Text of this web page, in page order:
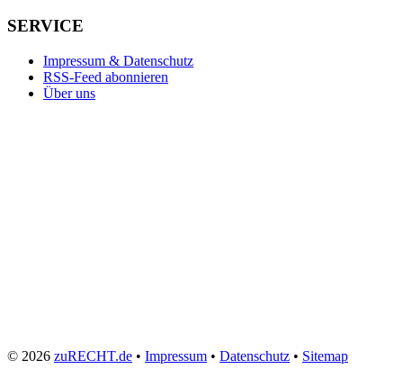
SERVICE
Impressum & Datenschutz
RSS-Feed abonnieren
Über uns
© 2026 zuRECHT.de • Impressum • Datenschutz • Sitemap